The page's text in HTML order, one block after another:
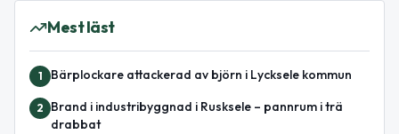
Mest läst
1 Bärplockare attackerad av björn i Lycksele kommun
2
Brand i industribyggnad i Rusksele – pannrum i trä
drabbat